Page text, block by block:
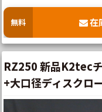
無料 在
RZ250 新品K2tec
+大口径ディスクロ